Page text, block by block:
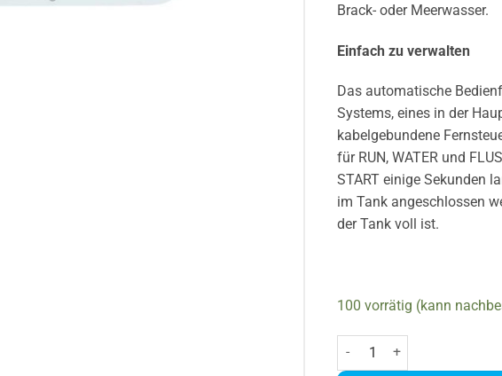
Brack- oder Meerwasser.
Einfach zu verwalten
Das automatische
Systems, eines in der
kabelgebundene
für RUN, WATER und
START einige Sekunden
im Tank angeschlossen
der Tank voll ist.
100 vorrätig (kann
Rainman Auto Control Panel